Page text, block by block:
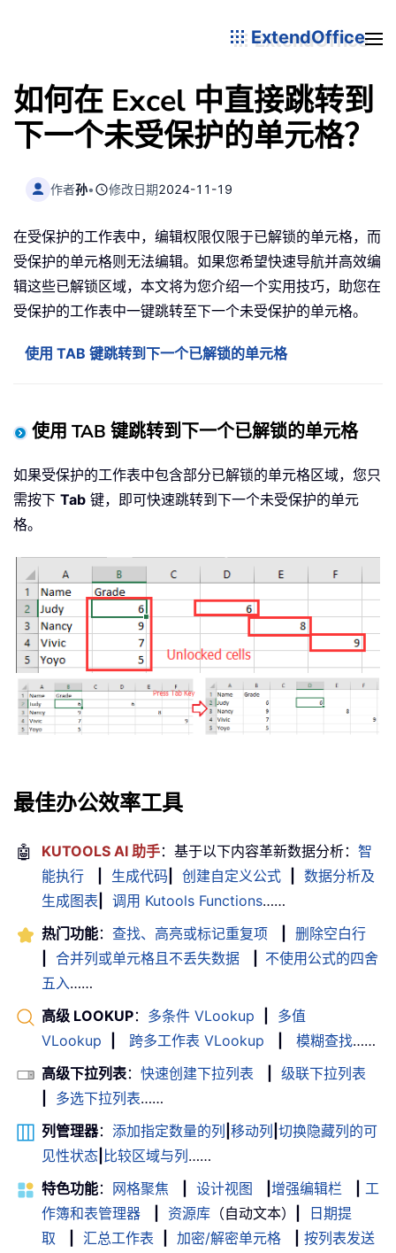
ExtendOffice
如何在 Excel 中直接跳转到
下一个未受保护的单元格？
作者孙• 修改日期2024-11-19
在受保护的工作表中，编辑权限仅限于已解锁的单元格，而
受保护的单元格则无法编辑。如果您希望快速导航并高效编
辑这些已解锁区域，本文将为您介绍一个实用技巧，助您在
受保护的工作表中一键跳转至下一个未受保护的单元格。
使用 TAB 键跳转到下一个已解锁的单元格
使用 TAB 键跳转到下一个已解锁的单元格
如果受保护的工作表中包含部分已解锁的单元格区域，您只
需按下 Tab 键，即可快速跳转到下一个未受保护的单元
格。
最佳办公效率工具
🤖 KUTOOLS AI 助手：基于以下内容革新数据分析： 智
能执行
生成代码 创建自定义公式
数据分析及
生成图表
调用 Kutools Functions……
热门功能： 查找、高亮或标记重复项
删除空白行
合并列或单元格且不丢失数据
不使用公式的四舍
五入……
高级 LOOKUP： 多条件 VLookup
多值
VLookup
跨多工作表 VLookup 模糊查找……
高级下拉列表： 快速创建下拉列表
级联下拉列表
多选下拉列表……
列管理器： 添加指定数量的列 移动列 切换隐藏列的可
见性状态 比较区域与列 ……
特色功能： 网格聚焦 设计视图 增强编辑栏
工
作簿和表管理器
资源库 （自动文本）
日期提
取
汇总工作表 加密/解密单元格
按列表发送